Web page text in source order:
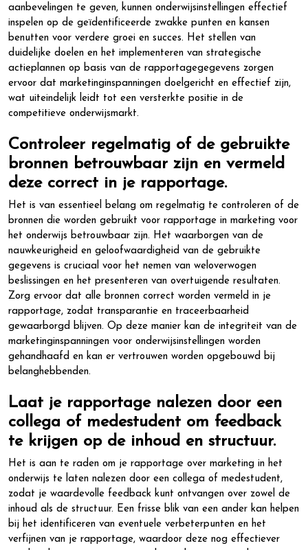
aanbevelingen te geven, kunnen onderwijsinstellingen effectief
inspelen op de geïdentificeerde zwakke punten en kansen
benutten voor verdere groei en succes. Het stellen van
duidelijke doelen en het implementeren van strategische
actieplannen op basis van de rapportagegegevens zorgen
ervoor dat marketinginspanningen doelgericht en effectief zijn,
wat uiteindelijk leidt tot een versterkte positie in de
competitieve onderwijsmarkt.
Controleer regelmatig of de gebruikte
bronnen betrouwbaar zijn en vermeld
deze correct in je rapportage.
Het is van essentieel belang om regelmatig te controleren of de
bronnen die worden gebruikt voor rapportage in marketing voor
het onderwijs betrouwbaar zijn. Het waarborgen van de
nauwkeurigheid en geloofwaardigheid van de gebruikte
gegevens is cruciaal voor het nemen van weloverwogen
beslissingen en het presenteren van overtuigende resultaten.
Zorg ervoor dat alle bronnen correct worden vermeld in je
rapportage, zodat transparantie en traceerbaarheid
gewaarborgd blijven. Op deze manier kan de integriteit van de
marketinginspanningen voor onderwijsinstellingen worden
gehandhaafd en kan er vertrouwen worden opgebouwd bij
belanghebbenden.
Laat je rapportage nalezen door een
collega of medestudent om feedback
te krijgen op de inhoud en structuur.
Het is aan te raden om je rapportage over marketing in het
onderwijs te laten nalezen door een collega of medestudent,
zodat je waardevolle feedback kunt ontvangen over zowel de
inhoud als de structuur. Een frisse blik van een ander kan helpen
bij het identificeren van eventuele verbeterpunten en het
verfijnen van je rapportage, waardoor deze nog effectiever